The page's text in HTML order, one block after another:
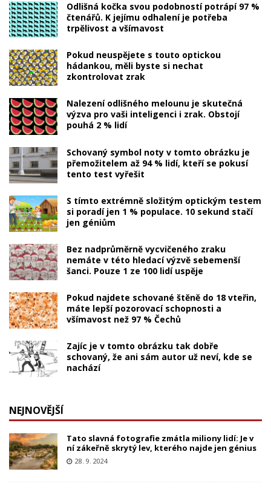
Odlišná kočka svou podobností potrápí 97 %
čtenářů. K jejímu odhalení je potřeba
trpělivost a všímavost
Pokud neuspějete s touto optickou
hádankou, měli byste si nechat
zkontrolovat zrak
Nalezení odlišného melounu je skutečná
výzva pro vaši inteligenci i zrak. Obstojí
pouhá 2 % lidí
Schovaný symbol noty v tomto obrázku je
přemožitelem až 94 % lidí, kteří se pokusí
tento test vyřešit
S tímto extrémně složitým optickým testem
si poradí jen 1 % populace. 10 sekund stačí
jen géniům
Bez nadprůměrně vycvičeného zraku
nemáte v této hledací výzvě sebemenší
šanci. Pouze 1 ze 100 lidí uspěje
Pokud najdete schované štěně do 18 vteřin,
máte lepší pozorovací schopnosti a
všímavost než 97 % Čechů
Zajíc je v tomto obrázku tak dobře
schovaný, že ani sám autor už neví, kde se
nachází
NEJNOVĚJŠÍ
Tato slavná fotografie zmátla miliony lidí: Je v
ní zákeřně skrytý lev, kterého najde jen génius
28. 9. 2024